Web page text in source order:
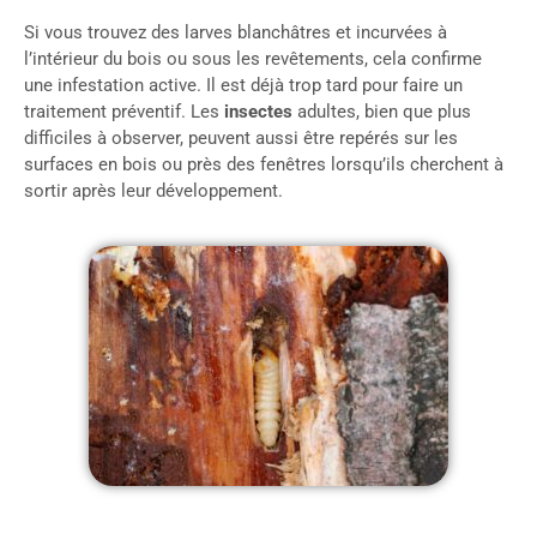
Si vous trouvez des larves blanchâtres et incurvées à
l’intérieur du bois ou sous les revêtements, cela confirme
une infestation active. Il est déjà trop tard pour faire un
traitement préventif. Les insectes adultes, bien que plus
difficiles à observer, peuvent aussi être repérés sur les
surfaces en bois ou près des fenêtres lorsqu’ils cherchent à
sortir après leur développement.